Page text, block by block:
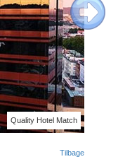
Quality Hotel Match
Next
Tilbage